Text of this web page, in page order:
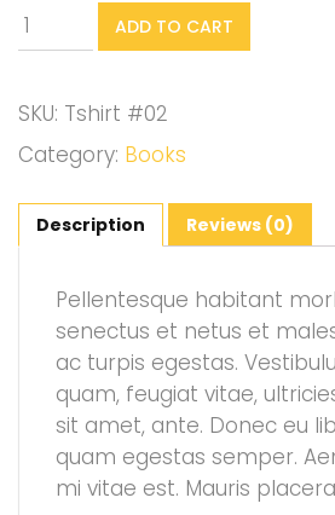
Reversible
drill
ADD TO CART
SKU: Tshirt #02
Category: Books
Description Reviews (0)
Pellentesque habitant
senectus et netus et
ac turpis egestas.
quam, feugiat vitae,
sit amet, ante. Donec eu
quam egestas semper.
mi vitae est. Mauris